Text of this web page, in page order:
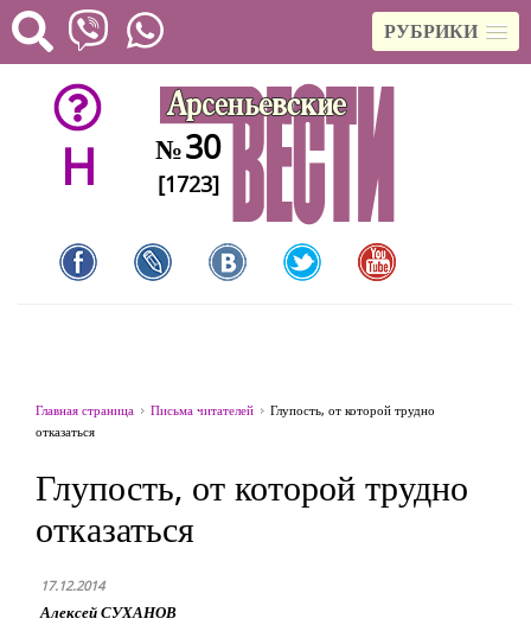
РУБРИКИ
H №30
[1723]
Главная страница Письма читателей
Глупость, от которой трудно
отказаться
Глупость, от которой трудно
отказаться
17.12.2014
Алексей СУХАНОВ